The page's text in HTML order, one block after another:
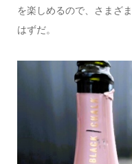
を楽しめるので、さまざ
はずだ。